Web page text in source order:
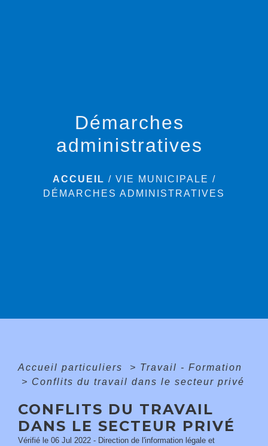
Démarches
administratives
ACCUEIL / VIE MUNICIPALE /
DÉMARCHES ADMINISTRATIVES
Accueil particuliers > Travail - Formation
> Conflits du travail dans le secteur privé
CONFLITS DU TRAVAIL
DANS LE SECTEUR PRIVÉ
Vérifié le 06 Jul 2022 - Direction de l'information légale et